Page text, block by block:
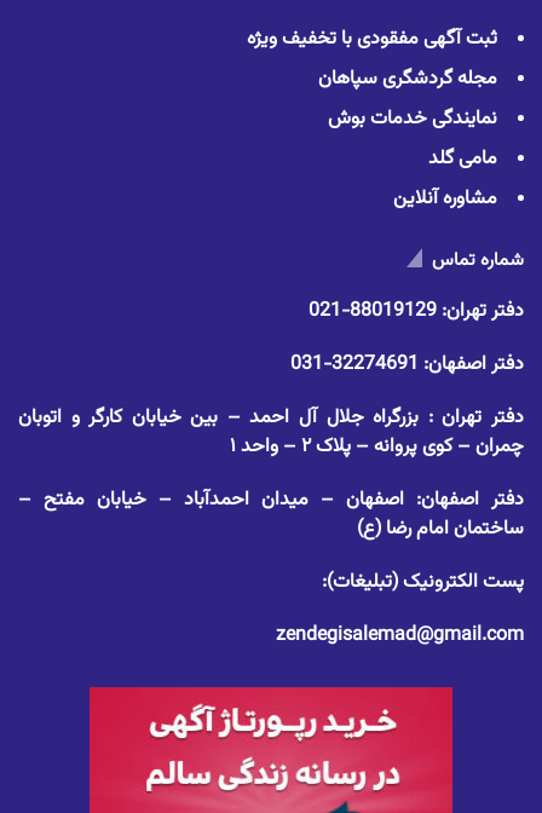
ثبت آگهی مفقودی با تخفیف ویژه
مجله گردشگری سپاهان
نمایندگی خدمات بوش
مامی گلد
مشاوره آنلاین
شماره تماس
دفتر تهران: 88019129-021
دفتر اصفهان: 32274691-031
دفتر تهران : بزرگراه جلال آل احمد – بین خیابان کارگر و اتوبان
چمران – کوی پروانه – پلاک ۲ – واحد ۱
دفتر اصفهان: اصفهان – میدان احمدآباد – خیابان مفتح –
ساختمان امام رضا (ع)
پست الکترونیک (تبلیغات):
zendegisalemad@gmail.com